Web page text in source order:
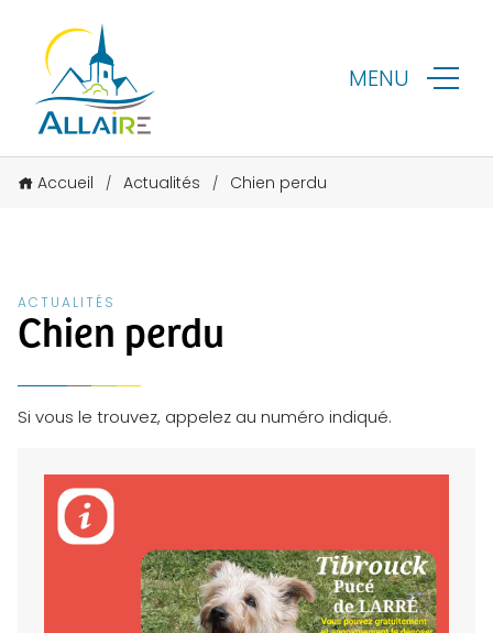
MENU
Accueil / Actualités / Chien perdu
ACTUALITÉS
Chien perdu
Si vous le trouvez, appelez au numéro indiqué.